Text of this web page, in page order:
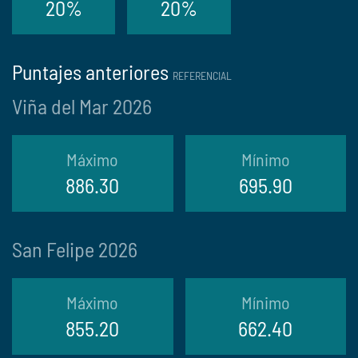
20% 20%
Puntajes anteriores REFERENCIAL
Viña del Mar 2026
Máximo
886.30
Mínimo
695.90
San Felipe 2026
Máximo
855.20
Mínimo
662.40